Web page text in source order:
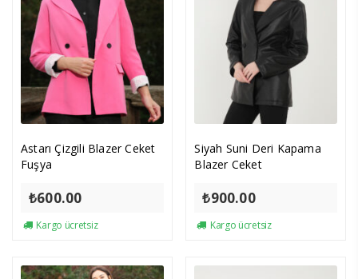
Astarı Çizgili Blazer Ceket
Fuşya
₺600.00
Kargo ücretsiz
Siyah Suni Deri Kapama
Blazer Ceket
₺900.00
Kargo ücretsiz